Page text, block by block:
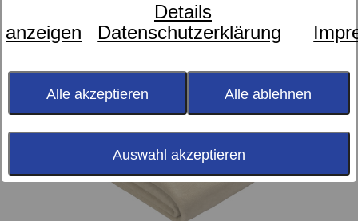
Details
anzeigen
Datenschutzerklärung
Alle akzeptieren Alle ablehnen
Auswahl akzeptieren
Sortierung: